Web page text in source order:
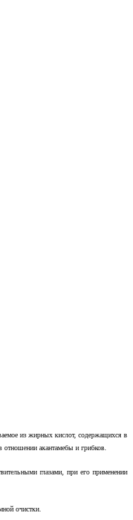
из жирных кислот, содержащихся в
акантамебы и грибков.
глазами, при его применении
очистки.